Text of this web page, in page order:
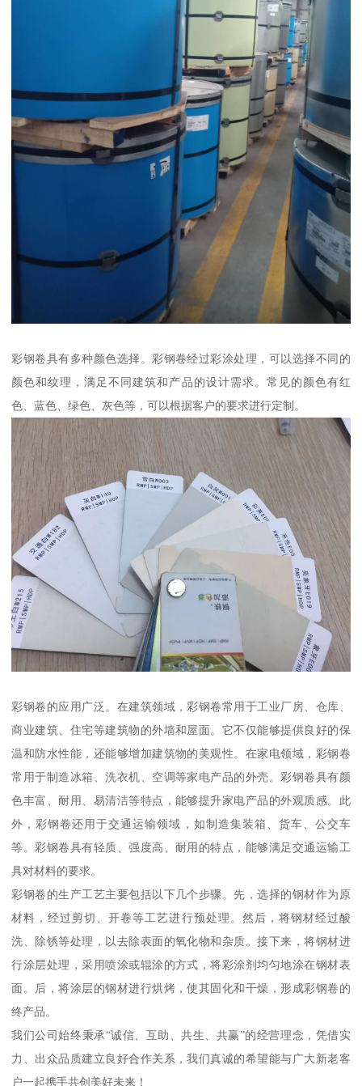
彩钢卷具有多种颜色选择。彩钢卷经过彩涂处理，可以选择不同的
颜色和纹理，满足不同建筑和产品的设计需求。常见的颜色有红
色、蓝色、绿色、灰色等，可以根据客户的要求进行定制。
彩钢卷的应用广泛。在建筑领域，彩钢卷常用于工业厂房、仓库、
商业建筑、住宅等建筑物的外墙和屋面。它不仅能够提供良好的保
温和防水性能，还能够增加建筑物的美观性。在家电领域，彩钢卷
常用于制造冰箱、洗衣机、空调等家电产品的外壳。彩钢卷具有颜
色丰富、耐用、易清洁等特点，能够提升家电产品的外观质感。此
外，彩钢卷还用于交通运输领域，如制造集装箱、货车、公交车
等。彩钢卷具有轻质、强度高、耐用的特点，能够满足交通运输工
具对材料的要求。
彩钢卷的生产工艺主要包括以下几个步骤。先，选择的钢材作为原
材料，经过剪切、开卷等工艺进行预处理。然后，将钢材经过酸
洗、除锈等处理，以去除表面的氧化物和杂质。接下来，将钢材进
行涂层处理，采用喷涂或辊涂的方式，将彩涂剂均匀地涂在钢材表
面。后，将涂层的钢材进行烘烤，使其固化和干燥，形成彩钢卷的
终产品。
我们公司始终秉承“诚信、互助、共生、共赢”的经营理念，凭借实
力、出众品质建立良好合作关系，我们真诚的希望能与广大新老客
户一起携手共创美好未来！